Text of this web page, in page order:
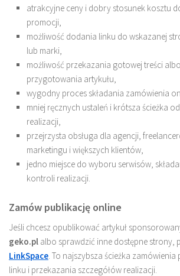
atrakcyjne ceny i dobry stosunek kosztu
promocji,
możliwość dodania linku do wskazanej
lub marki,
możliwość przekazania gotowej treści
przygotowania artykułu,
wygodny proces składania zamówienia
mniej ręcznych ustaleń i krótsza ścieżka
realizacji,
przejrzysta obsługa dla agencji,
marketingu i większych klientów,
jedno miejsce do wyboru serwisów,
kontroli realizacji.
Zamów publikację online
Jeśli chcesz opublikować artykuł
geko.pl albo sprawdzić inne dostępne strony,
LinkSpace. To najszybsza ścieżka
linku i przekazania szczegółów realizacji.